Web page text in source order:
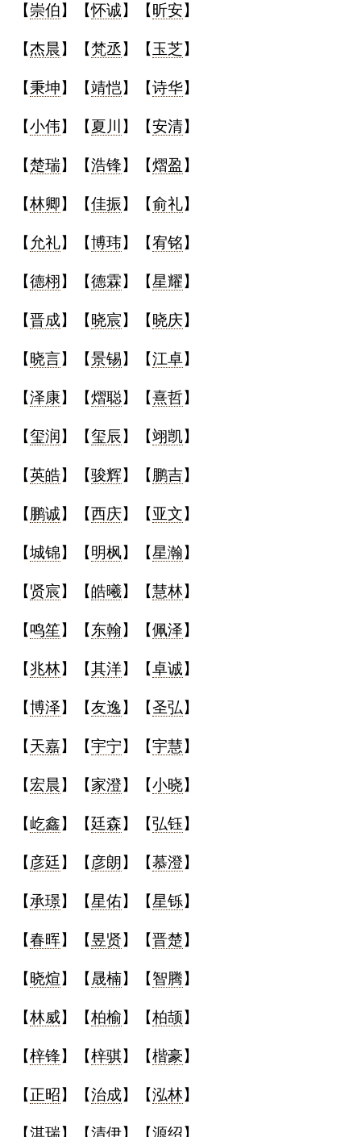
字
典
宝
名
生
大
【崇伯】【怀诚】【 昕安】
【杰晨】【梵丞】【玉芝】
【秉坤】【靖恺】【诗华】
【小伟】【夏川 】【安清】
【楚瑞】【浩锋】【熠盈 】
【林卿】【佳振】【俞礼】
【 允礼】【博玮】【宥铭】
【德栩 】【德霖】【星耀】
【晋成】【 晓宸】【 晓庆】
【 晓言】【景锡】【江卓】
【泽康】【熠聪】【熹哲】
【玺润 】【玺辰 】【翊凯】
【英皓】【骏辉】【鹏吉】
【鹏诚】【西庆】【亚文】
【城锦】【明枫】【星瀚】
【贤宸】【皓曦】【慧林】
【鸣笙】【东翰】【佩泽】
【兆林】【其洋】【卓诚】
【博泽】【友逸】【圣弘】
【天嘉】【宇宁】【宇慧】
【宏晨】【家澄】【小晓】
【屹鑫】【廷森】【弘钰】
【 彦廷 】【 彦朗 】【慕澄】
【承璟】【星佑】【星铄】
【春晖】【昱贤】【晋楚】
【 晓煊】【 晟楠】【智腾】
【林威】【柏榆】【柏颉】
【梓锋】【梓骐】【楷豪】
【正昭】【治成】【泓林】
【淇瑞】【清伊】【源绍】